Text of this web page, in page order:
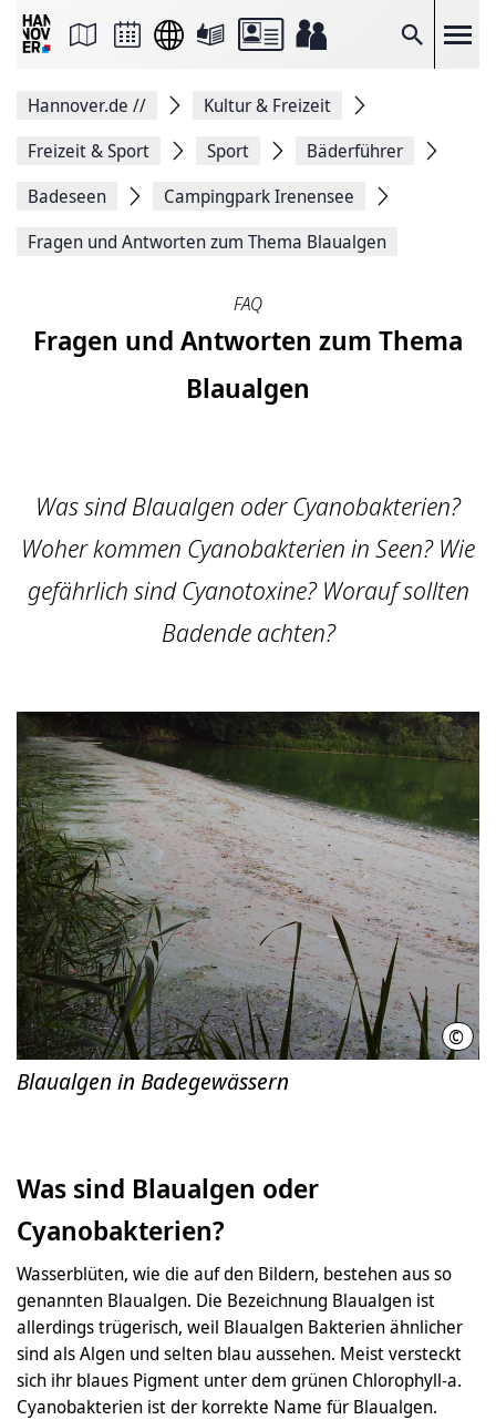
Suche
Seite
Facebook
teilen
Seitenlink
Seite
Hannover.de //
Kultur & Freizeit
Freizeit & Sport
Sport
Bäderführer
Badeseen
Campingpark Irenensee
Fragen und Antworten zum Thema Blaualgen
FAQ
Fragen und Antworten zum Thema
Blaualgen
Was sind Blaualgen oder Cyanobakterien?
Woher kommen Cyanobakterien in Seen? Wie
gefährlich sind Cyanotoxine? Worauf sollten
Badende achten?
©
Blaualgen in Badegewässern
Was sind Blaualgen oder
Cyanobakterien?
Wasserblüten, wie die auf den Bildern, bestehen aus so
genannten Blaualgen. Die Bezeichnung Blaualgen ist
allerdings trügerisch, weil Blaualgen Bakterien ähnlicher
sind als Algen und selten blau aussehen. Meist versteckt
sich ihr blaues Pigment unter dem grünen Chlorophyll-a.
Cyanobakterien ist der korrekte Name für Blaualgen.